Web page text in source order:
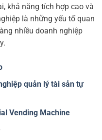
khả năng tích hợp cao và
là những yếu tố quan
nhiều doanh nghiệp
quản lý tài sản tự
Vending Machine